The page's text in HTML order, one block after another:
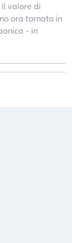
valore di
ora tornato in
- in